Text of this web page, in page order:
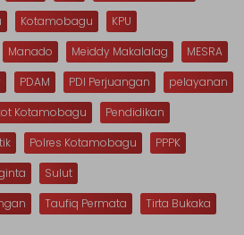
Kotamobagu
KPU
Manado Meiddy Makalalag
MESRA
PDAM PDI Perjuangan
pelayanan
Kotamobagu
Pendidikan
Polres Kotamobagu
PPPK
Sulut
Taufiq Permata
Tirta Bukaka